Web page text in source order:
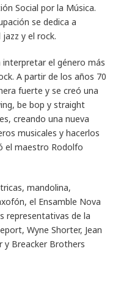
Social por la Música.
se dedica a
y el rock.
interpretar el género más
A partir de los años 70
fuerte y se creó una
be bop y straight
creando una nueva
musicales y hacerlos
el maestro Rodolfo
mandolina,
el Ensamble Nova
representativas de la
Wyne Shorter, Jean
y Breacker Brothers